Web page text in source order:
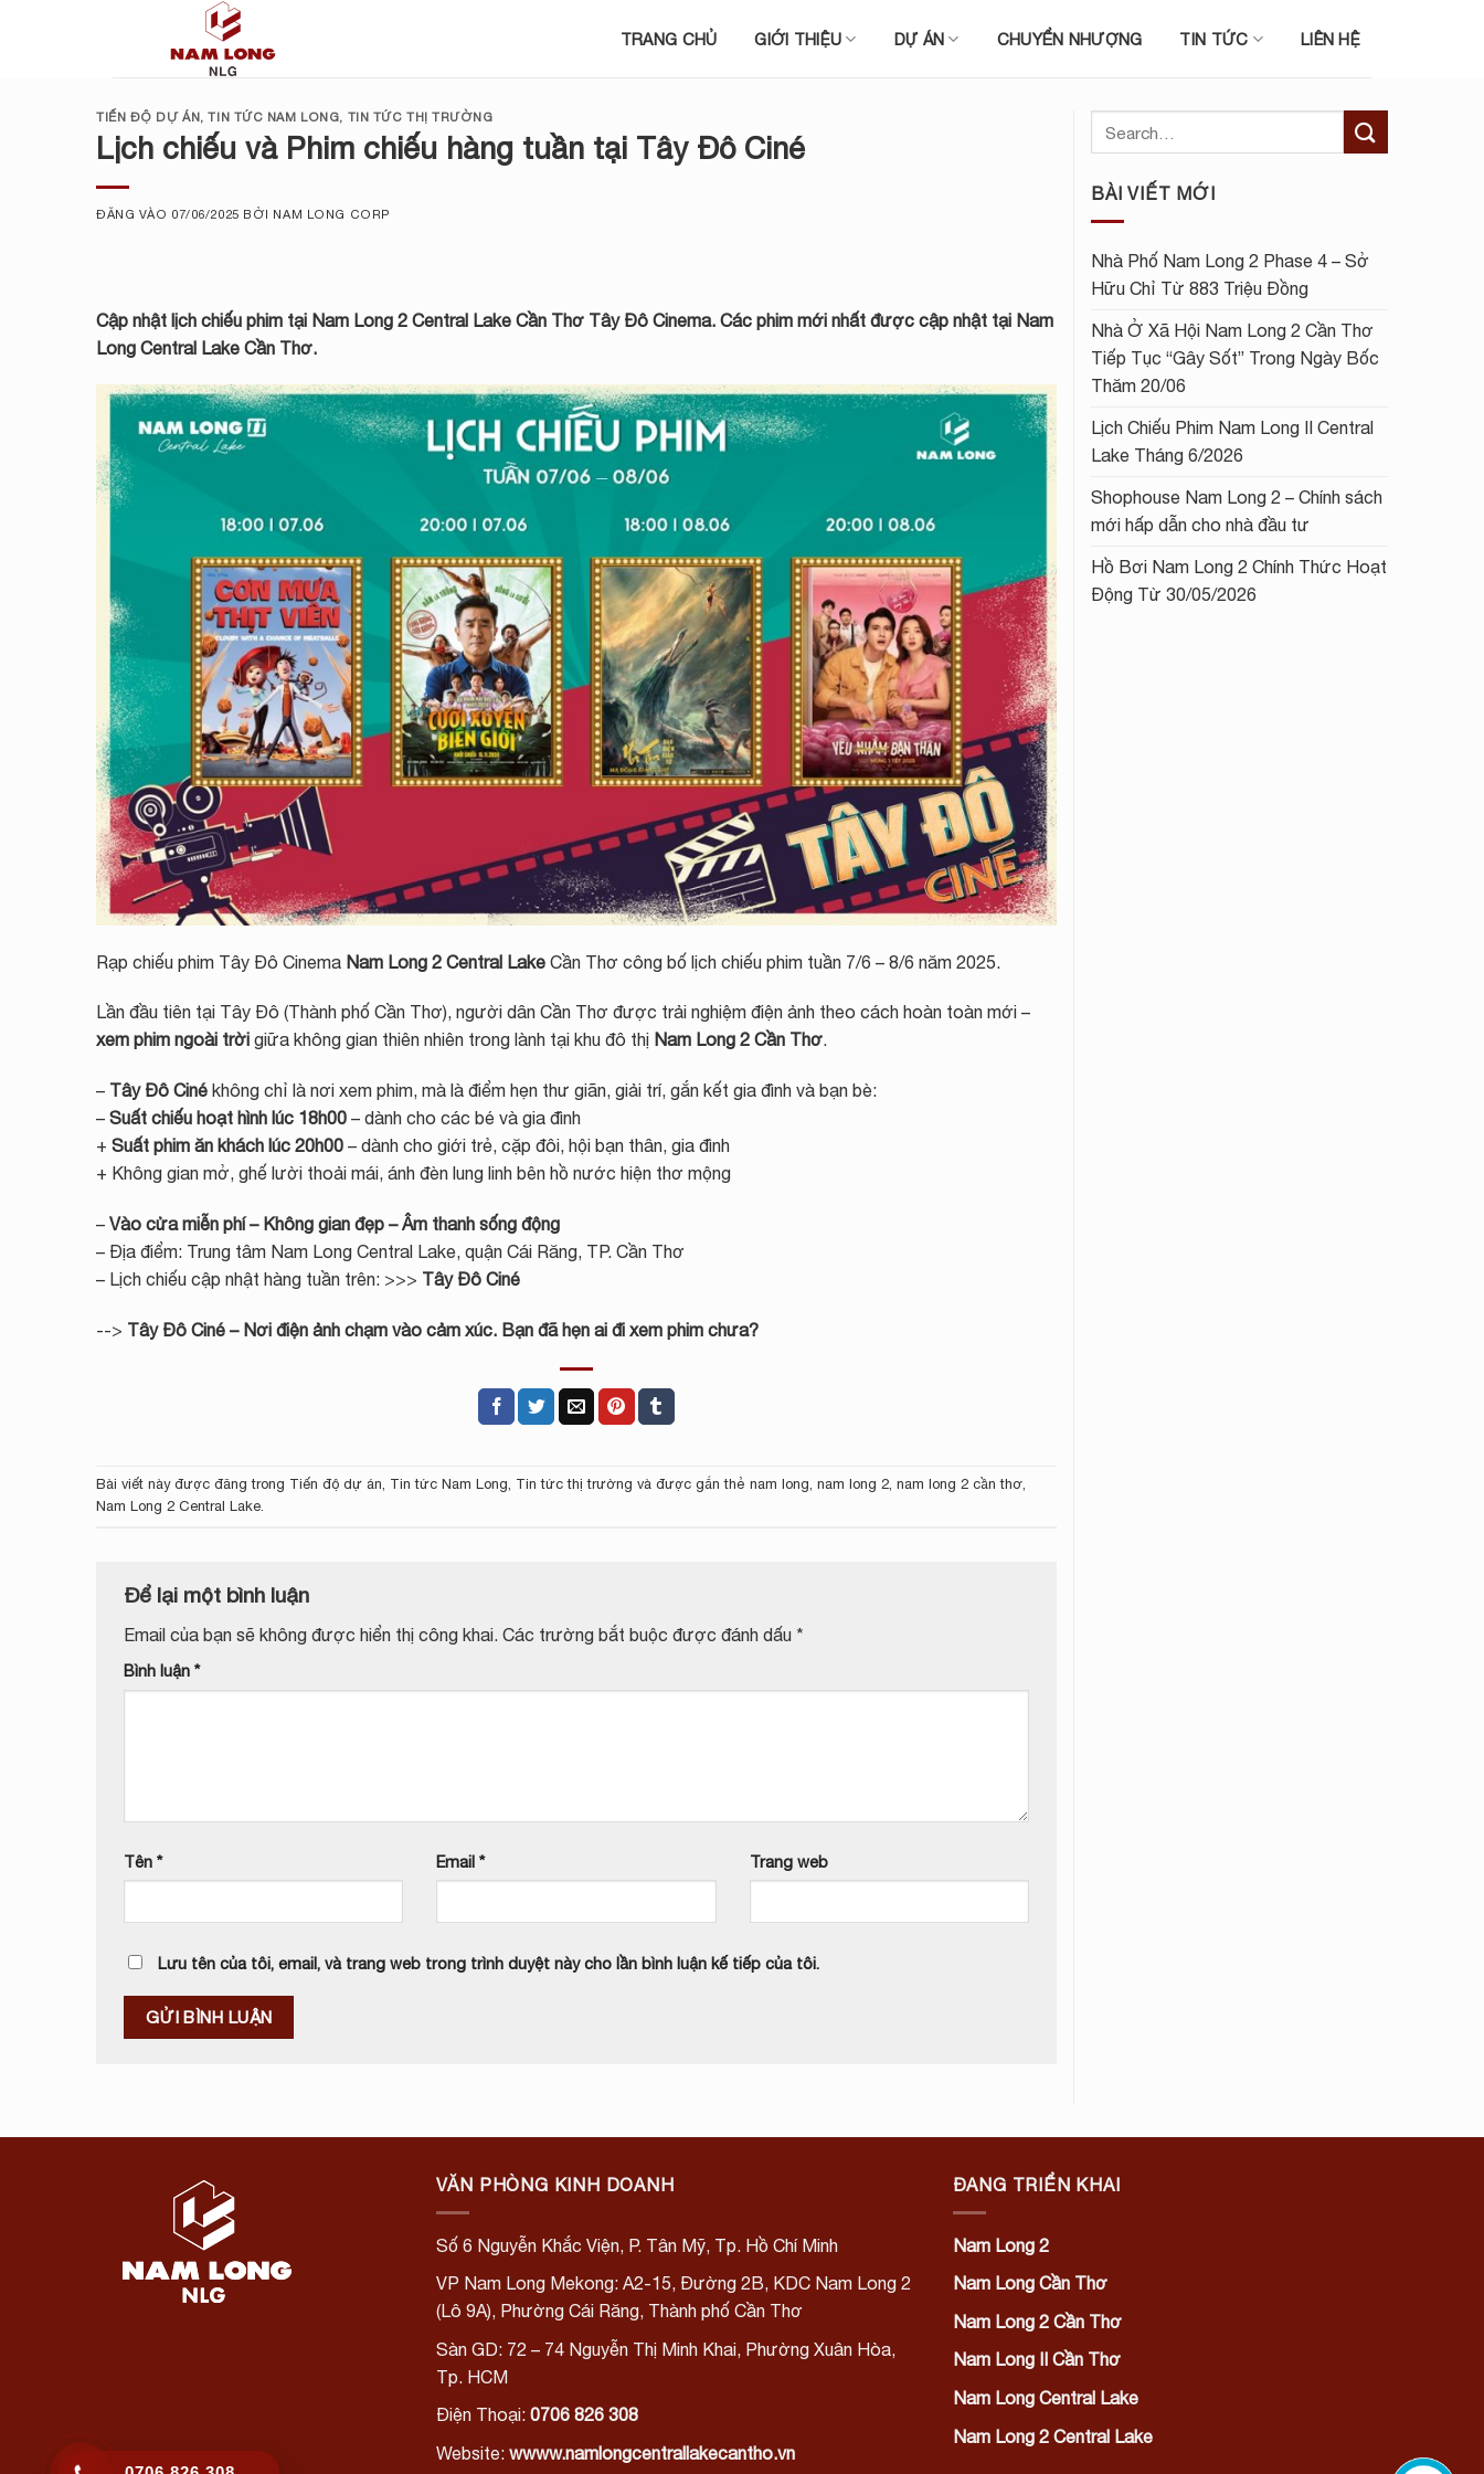
TRANG CHỦ GIỚI THIỆU DỰ ÁN CHUYỂN NHƯỢNG TIN TỨC LIÊN HỆ
TIẾN ĐỘ DỰ ÁN,TIN TỨC NAM LONG, TIN TỨC THỊ TRƯỜNG
Lịch chiếu và Phim chiếu hàng tuần tại Tây Đô Ciné
ĐĂNG VÀO 07/06/2025 BỞI NAM LONG CORP
Cập nhật lịch chiếu phim tại Nam Long 2 Central Lake Cần Thơ Tây Đô Cinema. Các phim mới nhất được cập nhật tại Nam
Long Central Lake Cần Thơ.
Rạp chiếu phim Tây Đô Cinema Nam Long 2 Central Lake Cần Thơ công bố lịch chiếu phim tuần 7/6 – 8/6 năm 2025.
Lần đầu tiên tại Tây Đô (Thành phố Cần Thơ), người dân Cần Thơ được trải nghiệm điện ảnh theo cách hoàn toàn mới –
xem phim ngoài trời giữa không gian thiên nhiên trong lành tại khu đô thị Nam Long 2 Cần Thơ.
– Tây Đô Ciné không chỉ là nơi xem phim, mà là điểm hẹn thư giãn, giải trí, gắn kết gia đình và bạn bè:
– Suất chiếu hoạt hình lúc 18h00 – dành cho các bé và gia đình
+ Suất phim ăn khách lúc 20h00 – dành cho giới trẻ, cặp đôi, hội bạn thân, gia đình
+ Không gian mở, ghế lười thoải mái, ánh đèn lung linh bên hồ nước hiện thơ mộng
– Vào cửa miễn phí – Không gian đẹp – Âm thanh sống động
– Địa điểm: Trung tâm Nam Long Central Lake, quận Cái Răng, TP. Cần Thơ
– Lịch chiếu cập nhật hàng tuần trên: >>> Tây Đô Ciné
--> Tây Đô Ciné – Nơi điện ảnh chạm vào cảm xúc. Bạn đã hẹn ai đi xem phim chưa?
Bài viết này được đăng trong Tiến độ dự án, Tin tức Nam Long, Tin tức thị trường và được gắn thẻ nam long, nam long 2, nam long 2 cần thơ,
Nam Long 2 Central Lake.
Để lại một bình luận
Email của bạn sẽ không được hiển thị công khai. Các trường bắt buộc được đánh dấu *
Bình luận *
Tên * Email* Trang web
Lưu tên của tôi, email, và trang web trong trình duyệt này cho lần bình luận kế tiếp của tôi.
BÀI VIẾT MỚI
Nhà Phố Nam Long 2 Phase 4 – Sở
Hữu Chỉ Từ 883 Triệu Đồng
Nhà Ở Xã Hội Nam Long 2 Cần Thơ
Tiếp Tục “Gây Sốt” Trong Ngày Bốc
Thăm 20/06
Lịch Chiếu Phim Nam Long II Central
Lake Tháng 6/2026
Shophouse Nam Long 2 – Chính sách
mới hấp dẫn cho nhà đầu tư
Hồ Bơi Nam Long 2 Chính Thức Hoạt
Động Từ 30/05/2026
VĂN PHÒNG KINH DOANH
Số 6 Nguyễn Khắc Viện, P. Tân Mỹ, Tp. Hồ Chí Minh
VP Nam Long Mekong: A2-15, Đường 2B, KDC Nam Long 2
(Lô 9A), Phường Cái Răng, Thành phố Cần Thơ
Sàn GD: 72 – 74 Nguyễn Thị Minh Khai, Phường Xuân Hòa,
Tp. HCM
Điện Thoại: 0706 826 308
Website: wwww.namlongcentrallakecantho.vn
ĐANG TRIỂN KHAI
Nam Long 2
Nam Long Cần Thơ
Nam Long 2 Cần Thơ
Nam Long II Cần Thơ
Nam Long Central Lake
Nam Long 2 Central Lake